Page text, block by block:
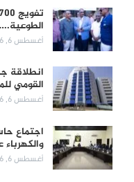
أغسطس 6, 2026
انطلاقة
القومي
أغسطس 6, 2026
اجتماع
أغسطس 6, 2026